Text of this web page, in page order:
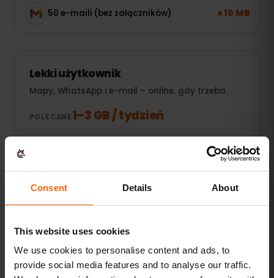
Consent Details About
This website uses cookies
We use cookies to personalise content and ads, to
provide social media features and to analyse our traffic.
50 e-maili (bez załączników) ± 10 MB
Lekki użytkownik
Mapy, WhatsApp i e-mail – online, gdy trzeba.
POLECANE1–3 GB / tydzień
Codzienny użytkownik
udostępnianie zdjęć.
5–10 GB / miesiąc